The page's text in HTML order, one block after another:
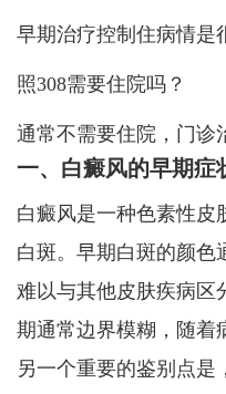
早期治疗控制住病情是
照308需要住院吗？
通常不需要住院，门诊
一、白癜风的早期症
白癜风是一种色素性皮
白斑。早期白斑的颜色
难以与其他皮肤疾病区
期通常边界模糊，随着
另一个重要的鉴别点是